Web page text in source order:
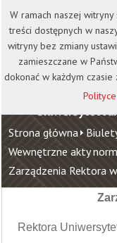
Wirtualna Uczelnia
Uniwersytet
Strona główna
Wewnętrzne akty
Zarządzenia Rektora
Rektora
W ramach naszej
treści dostępnych w
witryny bez zmiany
zamieszczane w
dokonać w każdym